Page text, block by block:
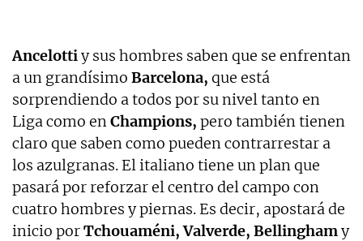
Ancelottiy sus hombres saben que se enfrentan
a un grandísimo Barcelona, que está
sorprendiendo a todos por su nivel tanto en
Liga como enChampions, pero también tienen
claro que saben como pueden contrarrestar a
los azulgranas. El italiano tiene un plan que
pasará por reforzar el centro del campo con
cuatro hombres y piernas. Es decir, apostará de
inicio porTchouaméni, Valverde, Bellinghamy